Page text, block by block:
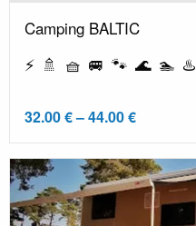
Camping BALTIC
⚡ 🚿 🧺 🚐 🐾 🌊 🏊 ♨️
32.00 € – 44.00 €